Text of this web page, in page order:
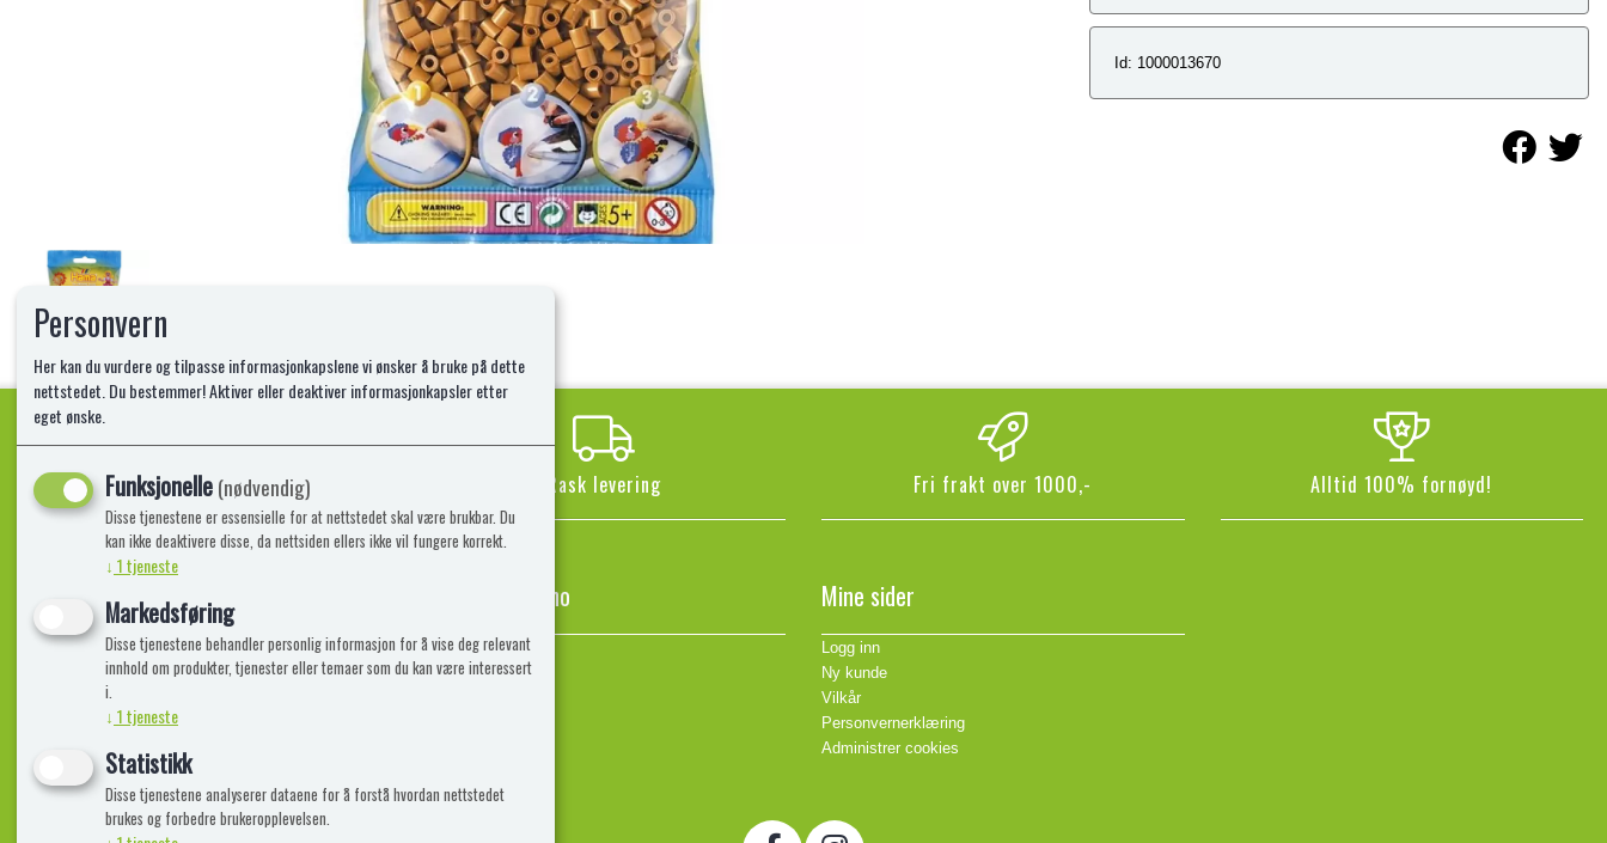
Id: 1000013670
Kvalitetsprodukter! Rask levering Fri frakt over 1000,- Alltid 100% fornøyd!
Informasjon
Frakt, Retur og Reklamasjon
Lekegiganten.no
Kontakt oss
Om oss
Mine sider
Logg inn
Ny kunde
Vilkår
Personvernerklæring
Administrer cookies
Personvern
Her kan du vurdere og tilpasse informasjonkapslene vi ønsker å bruke på dette
nettstedet. Du bestemmer! Aktiver eller deaktiver informasjonkapsler etter
eget ønske.
Funksjonelle(nødvendig)
Disse tjenestene er essensielle for at nettstedet skal være brukbar. Du
kan ikke deaktivere disse, da nettsiden ellers ikke vil fungere korrekt.
↓ 1tjeneste
Markedsføring
Disse tjenestene behandler personlig informasjon for å vise deg relevant
innhold om produkter, tjenester eller temaer som du kan være interessert
i.
↓ 1tjeneste
Statistikk
Disse tjenestene analyserer dataene for å forstå hvordan nettstedet
brukes og forbedre brukeropplevelsen.